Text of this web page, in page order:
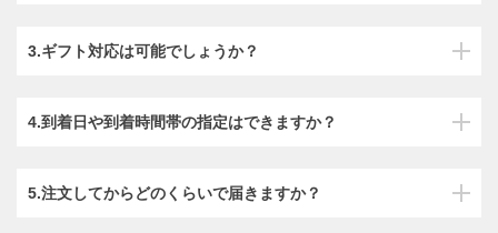
3.ギフト対応は可能でしょうか？
4.到着日や到着時間帯の指定はできますか？
5.注文してからどのくらいで届きますか？